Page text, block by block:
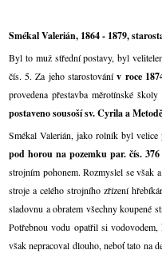
Smékal Valerián, 1864 - 1879,
Byl to muž střední postavy, byl
čís. 5. Za jeho starostovánív roce
provedena přestavba měrotínské
postaveno sousoší sv. Cyrila a
Smékal Valerián, jako rolník byl
pod horou na pozemku par. čís.
strojním pohonem. Rozmyslel se však
stroje a celého strojního zřízení
sladovnu a obratem všechny koupené
Potřebnou vodu opatřil si
však nepracoval dlouho, neboť tato na